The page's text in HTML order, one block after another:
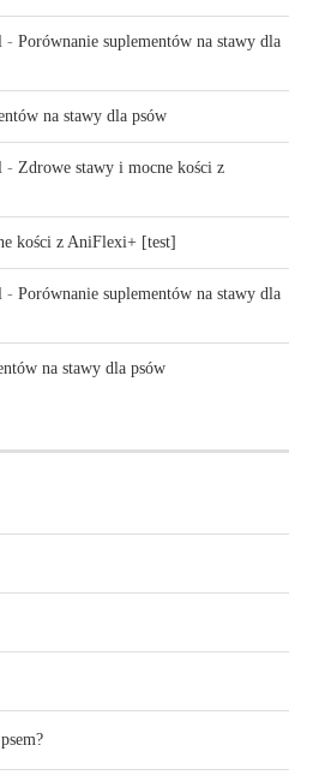
- Porównanie suplementów na stawy dla
na stawy dla psów
- Zdrowe stawy i mocne kości z
kości z AniFlexi+ [test]
- Porównanie suplementów na stawy dla
na stawy dla psów